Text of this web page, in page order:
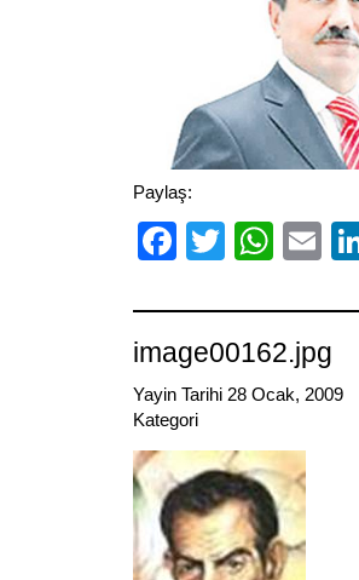
Paylaş:
Facebook
Twitter
image00162.jpg
Yayin Tarihi 28 Ocak, 2009
Kategori